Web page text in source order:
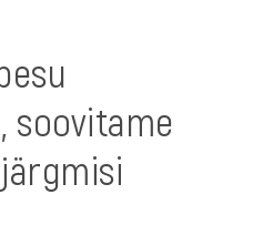
soovitame